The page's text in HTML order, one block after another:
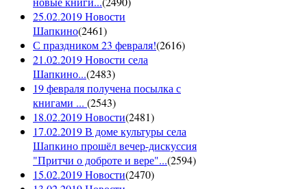
25.02.2019 Новости
Шапкино(2461)
С праздником 23 февраля!(2616)
21.02.2019 Новости села
Шапкино...(2483)
19 февраля получена посылка с
книгами ... (2543)
18.02.2019 Новости(2481)
17.02.2019 В доме культуры села
Шапкино прошёл вечер-дискуссия
"Притчи о доброте и вере"...(2594)
15.02.2019 Новости(2470)